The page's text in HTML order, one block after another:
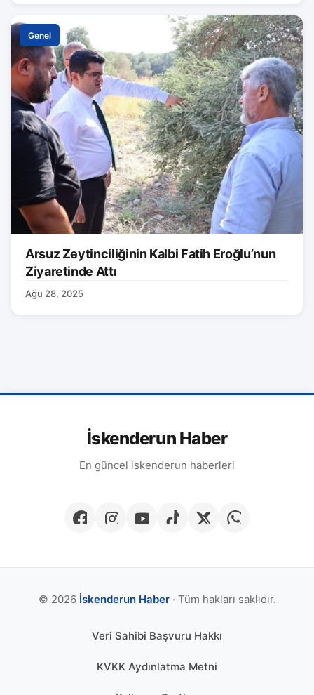
Genel
Arsuz Zeytinciliğinin Kalbi Fatih Eroğlu’nun
Ziyaretinde Attı
Ağu 28, 2025
İskenderun Haber
En güncel iskenderun haberleri
© 2026 İskenderun Haber· Tüm hakları saklıdır.
Veri Sahibi Başvuru Hakkı
KVKK Aydınlatma Metni